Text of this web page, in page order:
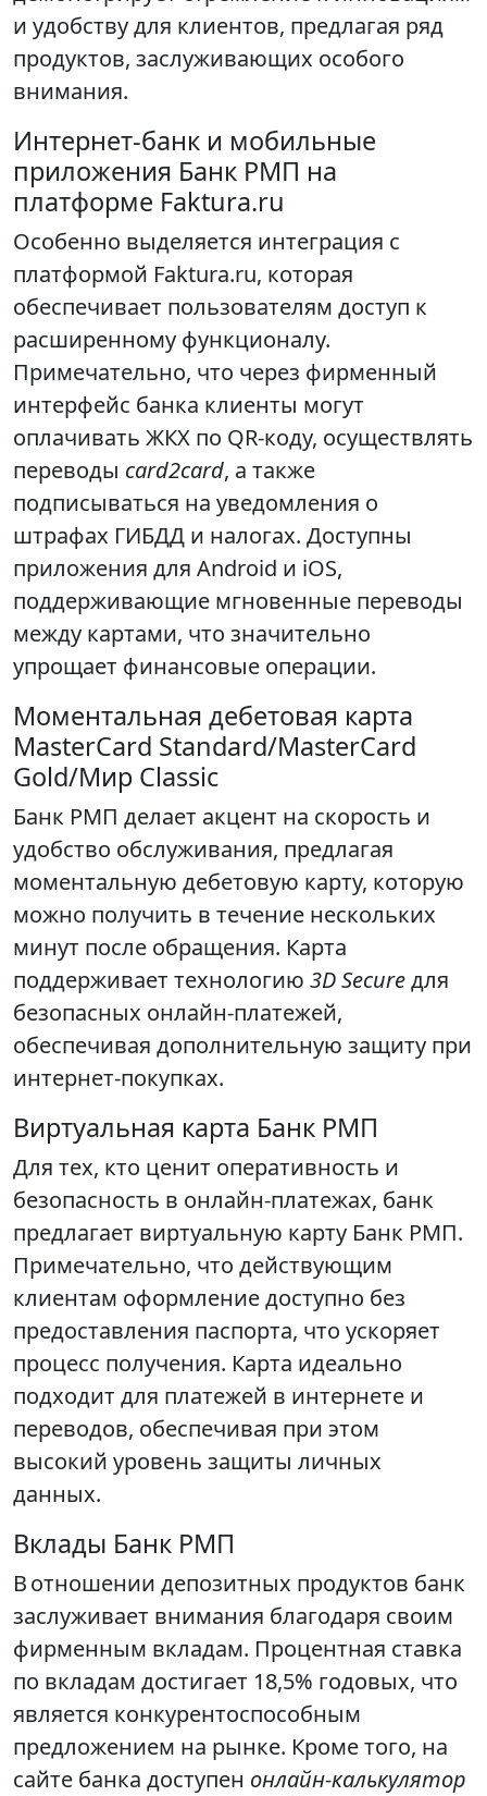
и удобству для клиентов, предлагая ряд
продуктов, заслуживающих особого
внимания.
Интернет-банк и мобильные
приложения Банк РМП на
платформе Faktura.ru
Особенно выделяется интеграция с
платформой Faktura.ru, которая
обеспечивает пользователям доступ к
расширенному функционалу.
Примечательно, что через фирменный
интерфейс банка клиенты могут
оплачивать ЖКХ по QR-коду, осуществлять
переводы card2card, а также
подписываться на уведомления о
штрафах ГИБДД и налогах. Доступны
приложения для Android и iOS,
поддерживающие мгновенные переводы
между картами, что значительно
упрощает финансовые операции.
Моментальная дебетовая карта
MasterCard Standard/MasterCard
Gold/Мир Classic
Банк РМП делает акцент на скорость и
удобство обслуживания, предлагая
моментальную дебетовую карту, которую
можно получить в течение нескольких
минут после обращения. Карта
поддерживает технологию 3D Secureдля
безопасных онлайн-платежей,
обеспечивая дополнительную защиту при
интернет-покупках.
Виртуальная карта Банк РМП
Для тех, кто ценит оперативность и
безопасность в онлайн-платежах, банк
предлагает виртуальную карту Банк РМП.
Примечательно, что действующим
клиентам оформление доступно без
предоставления паспорта, что ускоряет
процесс получения. Карта идеально
подходит для платежей в интернете и
переводов, обеспечивая при этом
высокий уровень защиты личных
данных.
Вклады Банк РМП
В отношении депозитных продуктов банк
заслуживает внимания благодаря своим
фирменным вкладам. Процентная ставка
по вкладам достигает 18,5% годовых, что
является конкурентоспособным
предложением на рынке. Кроме того, на
сайте банка доступен онлайн-калькулятор